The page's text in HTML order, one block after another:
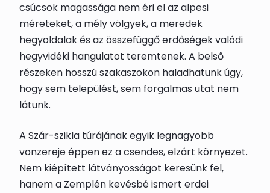
csúcsok magassága nem éri el az alpesi
méreteket, a mély völgyek, a meredek
hegyoldalak és az összefüggő erdőségek valódi
hegyvidéki hangulatot teremtenek. A belső
részeken hosszú szakaszokon haladhatunk úgy,
hogy sem települést, sem forgalmas utat nem
látunk.
A Szár-szikla túrájának egyik legnagyobb
vonzereje éppen ez a csendes, elzárt környezet.
Nem kiépített látványosságot keresünk fel,
hanem a Zemplén kevésbé ismert erdei